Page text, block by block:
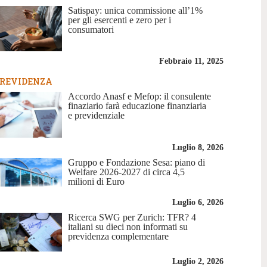
Satispay: unica commissione all’1%
per gli esercenti e zero per i
consumatori
Febbraio 11, 2025
Accordo Anasf e Mefop: il consulente
finaziario farà educazione finanziaria
e previdenziale
Luglio 8, 2026
Gruppo e Fondazione Sesa: piano di
Welfare 2026-2027 di circa 4,5
milioni di Euro
Luglio 6, 2026
Ricerca SWG per Zurich: TFR? 4
italiani su dieci non informati su
previdenza complementare
Luglio 2, 2026